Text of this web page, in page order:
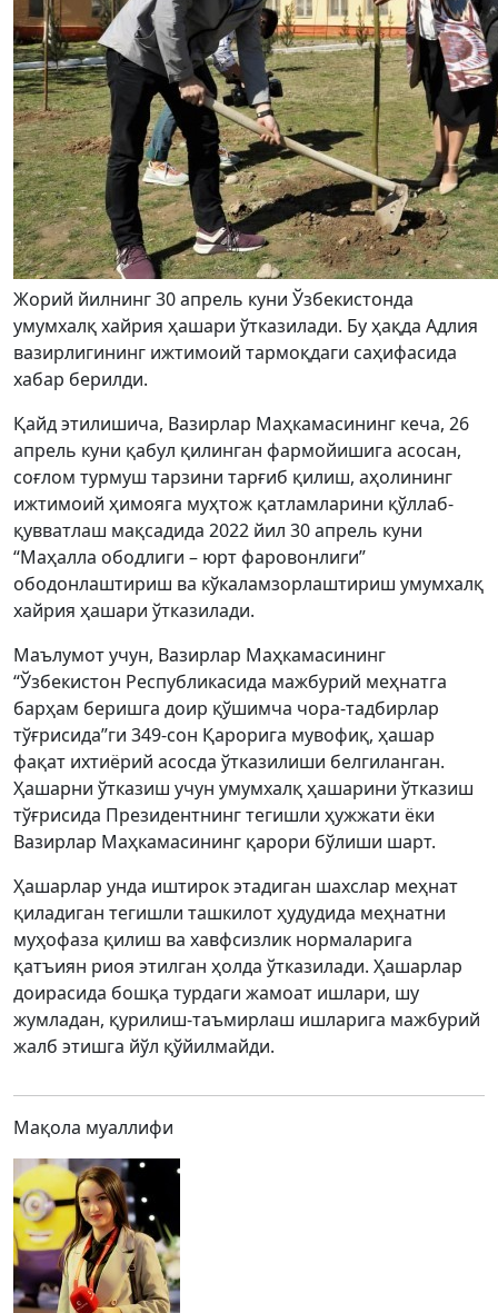
Жорий йилнинг 30 апрель куни Ўзбекистонда
умумхалқ хайрия ҳашари ўтказилади. Бу ҳақда Адлия
вазирлигининг ижтимоий тармоқдаги саҳифасида
хабар берилди.
Қайд этилишича, Вазирлар Маҳкамасининг кеча, 26
апрель куни қабул қилинган фармойишига асосан,
соғлом турмуш тарзини тарғиб қилиш, аҳолининг
ижтимоий ҳимояга муҳтож қатламларини қўллаб-
қувватлаш мақсадида 2022 йил 30 апрель куни
“Маҳалла ободлиги – юрт фаровонлиги”
ободонлаштириш ва кўкаламзорлаштириш умумхалқ
хайрия ҳашари ўтказилади.
Маълумот учун, Вазирлар Маҳкамасининг
“Ўзбекистон Республикасида мажбурий меҳнатга
барҳам беришга доир қўшимча чора-тадбирлар
тўғрисида”ги 349-сон Қарорига мувофиқ, ҳашар
фақат ихтиёрий асосда ўтказилиши белгиланган.
Ҳашарни ўтказиш учун умумхалқ ҳашарини ўтказиш
тўғрисида Президентнинг тегишли ҳужжати ёки
Вазирлар Маҳкамасининг қарори бўлиши шарт.
Ҳашарлар унда иштирок этадиган шахслар меҳнат
қиладиган тегишли ташкилот ҳудудида меҳнатни
муҳофаза қилиш ва хавфсизлик нормаларига
қатъиян риоя этилган ҳолда ўтказилади. Ҳашарлар
доирасида бошқа турдаги жамоат ишлари, шу
жумладан, қурилиш-таъмирлаш ишларига мажбурий
жалб этишга йўл қўйилмайди.
Мақола муаллифи